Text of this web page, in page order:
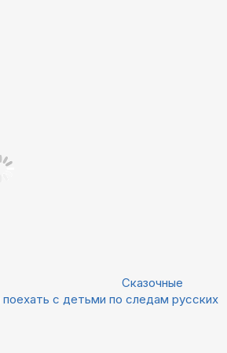
Сказочные
с детьми по следам русских